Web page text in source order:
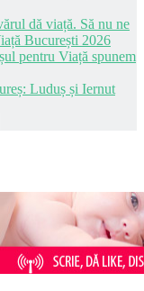
dă viață. Să nu ne
București 2026
pentru Viață spunem
Luduș și Iernut